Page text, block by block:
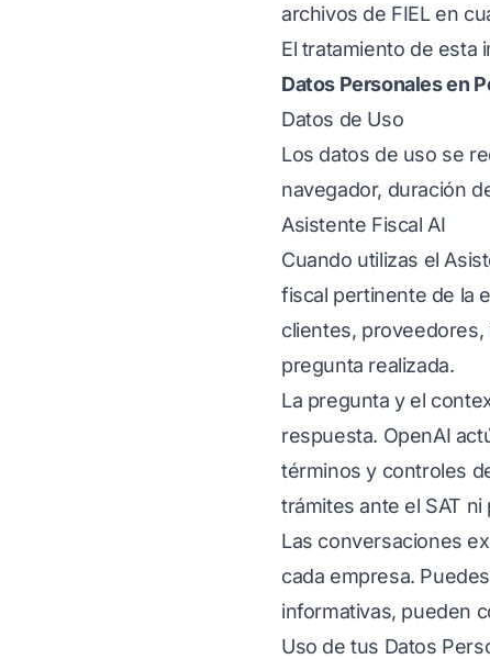
archivos de FIEL en
El tratamiento de esta
Datos Personales en
Datos de Uso
Los datos de uso se
navegador, duración
Asistente Fiscal AI
Cuando utilizas el
fiscal pertinente de la
clientes, proveedores,
pregunta realizada.
La pregunta y el
respuesta. OpenAI
términos y controles
trámites ante el SAT
Las conversaciones
cada empresa.
informativas, pueden
Uso de tus Datos